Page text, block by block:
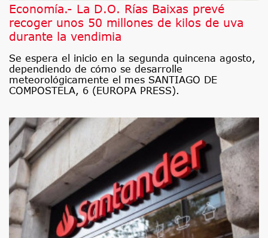
Economía.- La D.O. Rías Baixas prevé
recoger unos 50 millones de kilos de uva
durante la vendimia
Se espera el inicio en la segunda quincena agosto,
dependiendo de cómo se desarrolle
meteorológicamente el mes SANTIAGO DE
COMPOSTELA, 6 (EUROPA PRESS).